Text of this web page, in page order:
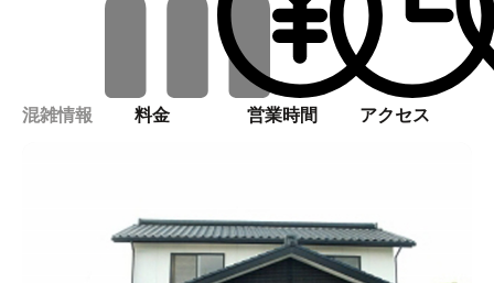
混雑情報 料金 営業時間 アクセス